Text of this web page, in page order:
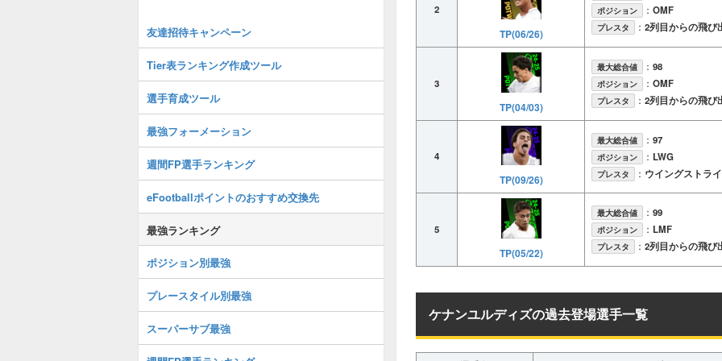
2
TP(06/26)
ポジション ： OMF
プレスタ ： 2列目からの飛び
3
TP(04/03)
最大総合値 ： 98
ポジション ： OMF
プレスタ ： 2列目からの飛び
4
TP(09/26)
最大総合値 ： 97
ポジション ： LWG
プレスタ ： ウイングストラ
5
TP(05/22)
最大総合値 ： 99
ポジション ： LMF
プレスタ ： 2列目からの飛び
ケナンユルディズの過去登場選手一覧
友達招待キャンペーン
Tier表ランキング作成ツール
選手育成ツール
最強フォーメーション
週間FP選手ランキング
eFootballポイントのおすすめ交換先
最強ランキング
ポジション別最強
プレースタイル別最強
スーパーサブ最強